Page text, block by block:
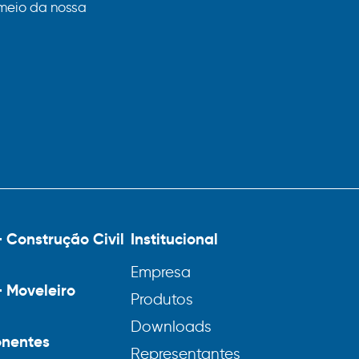
da nossa
Institucional
Empresa
Produtos
Downloads
Representantes
Construção Civil
Moveleiro